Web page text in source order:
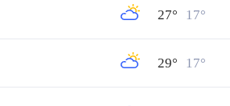
27° 17°
29° 17°